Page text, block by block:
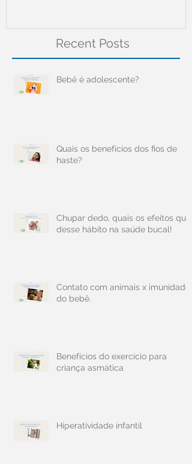
Recent Posts
Bebê é adolescente?
Quais os benefícios dos fios de
haste?
Chupar dedo, quais os efeitos que
desse hábito na saúde bucal!
Contato com animais x imunidade
do bebê.
Benefícios do exercício para
criança asmática
Hiperatividade infantil